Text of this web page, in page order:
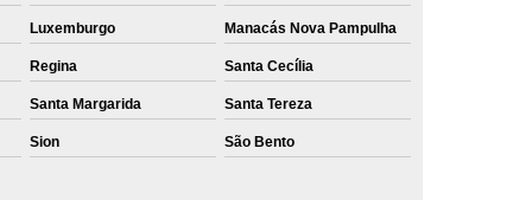
Sublimação Total em Camisetas
Luxemburgo Manacás Nova Pampulha
Regina Santa Cecília
Santa Margarida Santa Tereza
Sion São Bento